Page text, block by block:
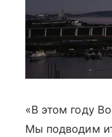
«В этом году
Мы подводим